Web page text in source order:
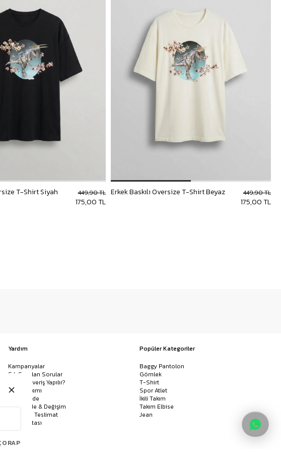
T-Shirt Siyah
175,00 TL
449,90 TL Erkek Baskılı Oversize T-Shirt Beyaz
175,00 TL
449,90 TL
Yardım
Kampanyalar
Sık Sorulan Sorular
Nasıl Alışveriş Yapılır?
Giysi Bakımı
İptal & İade
Kolay İade & Değişim
Kargo ve Teslimat
Site Haritası
Popüler Kategoriler
Baggy Pantolon
Gömlek
T-Shirt
Spor Atlet
İkili Takım
Takım Elbise
Jean